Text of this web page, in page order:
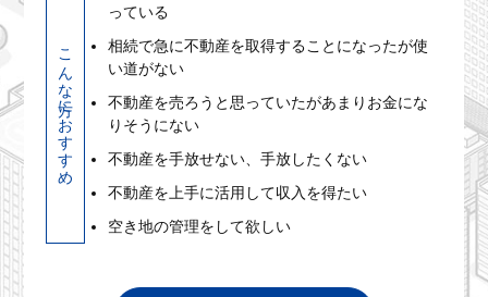
こんな方におすすめ
っている
相続で急に不動産を取得することになったが使
い道がない
不動産を売ろうと思っていたがあまりお金にな
りそうにない
不動産を手放せない、手放したくない
不動産を上手に活用して収入を得たい
空き地の管理をして欲しい